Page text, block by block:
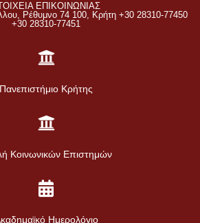
ΕΠΙΚΟΙΝΩΝΙΑΣ
Ρέθυμνο 74 100, Κρήτη +30 28310-77450
+30 28310-77451
Πανεπιστήμιο Κρήτης
Κοινωνικών Επιστημών
Ημερολόγιο